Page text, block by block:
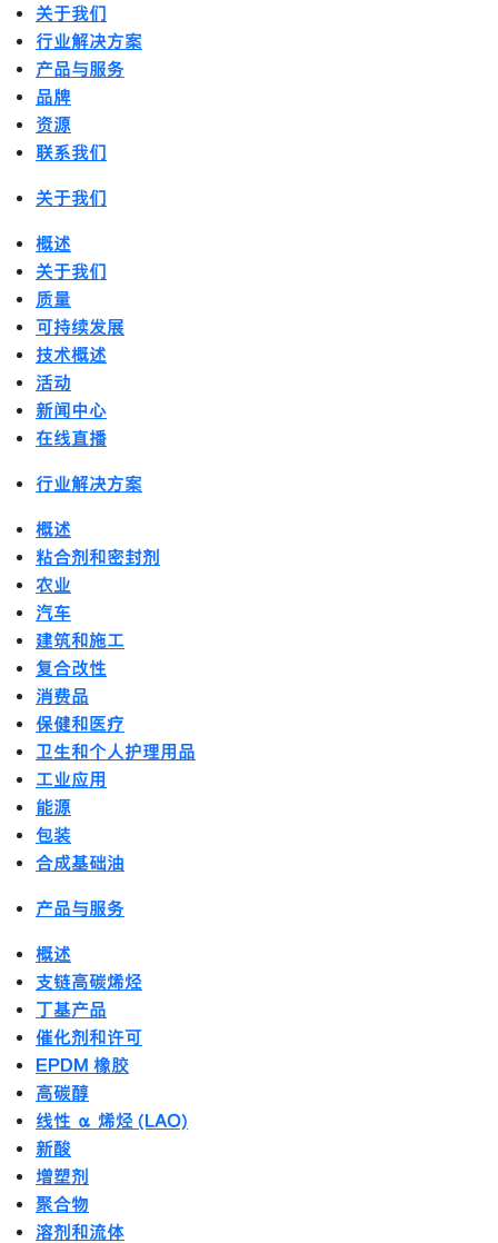
关于我们
行业解决方案
产品与服务
品牌
资源
联系我们
关于我们
概述
关于我们
质量
可持续发展
技术概述
活动
新闻中心
在线直播
行业解决方案
概述
粘合剂和密封剂
农业
汽车
建筑和施工
复合改性
消费品
保健和医疗
卫生和个人护理用品
工业应用
能源
包装
合成基础油
产品与服务
概述
支链高碳烯烃
丁基产品
催化剂和许可
EPDM 橡胶
高碳醇
线性 α 烯烃 (LAO)
新酸
增塑剂
聚合物
溶剂和流体